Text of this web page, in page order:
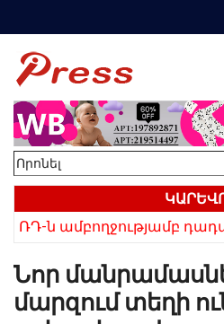
Նոր
մարզում տեղի